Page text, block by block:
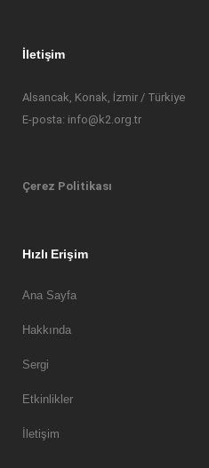
İletişim
Alsancak, Konak, İzmir / Türkiye
E-posta: info@k2.org.tr
Çerez Politikası
Hızlı Erişim
Ana Sayfa
Hakkında
Sergi
Etkinlikler
İletişim